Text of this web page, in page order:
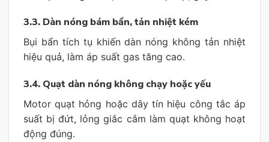
3.3. Dàn nóng bám bẩn, tản nhiệt kém
Bụi bẩn tích tụ khiến dàn nóng không tản nhiệt
hiệu quả, làm áp suất gas tăng cao.
3.4. Quạt dàn nóng không chạy hoặc yếu
Motor quạt hỏng hoặc dây tín hiệu công tắc áp
suất bị đứt, lỏng giắc cắm làm quạt không hoạt
động đúng.